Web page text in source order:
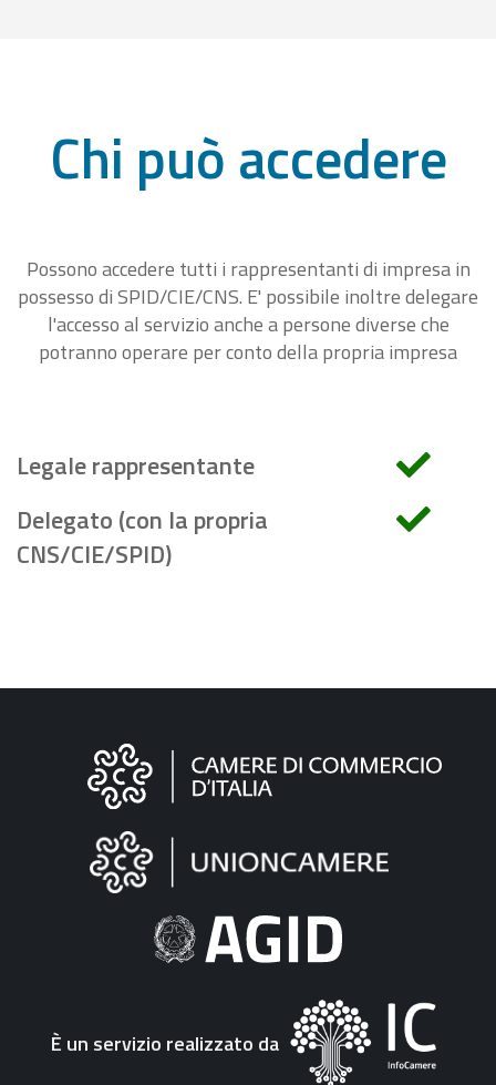
Chi può accedere
Possono accedere tutti i rappresentanti di impresa in
possesso di SPID/CIE/CNS. E' possibile inoltre delegare
l'accesso al servizio anche a persone diverse che
potranno operare per conto della propria impresa
Legale rappresentante
Delegato (con la propria
CNS/CIE/SPID)
Informazioni
"Fattura
Elettronica"
È un servizio realizzato da